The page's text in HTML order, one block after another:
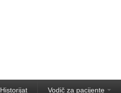
Historijat Vodič za pacijente